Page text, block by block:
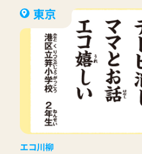
東京
エコ川柳